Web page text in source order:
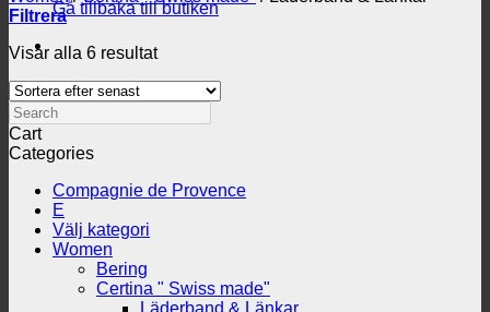
Gå tillbaka till butiken
Filtrera
Visar alla 6 resultatSortera
senaste
Search
Cart
Categories
Compagnie de Provence
E
Välj kategori
Women
Bering
Certina " Swiss made"
Läderband & Länkar